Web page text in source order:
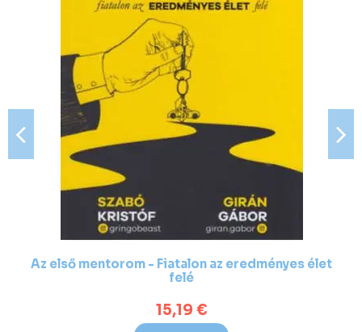
Az első mentorom - Fiatalon az eredményes élet
felé
15,19 €